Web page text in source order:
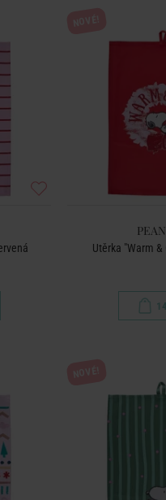
Utěrka "Warm &